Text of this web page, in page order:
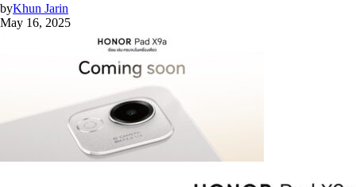
byKhun Jarin
May 16, 2025